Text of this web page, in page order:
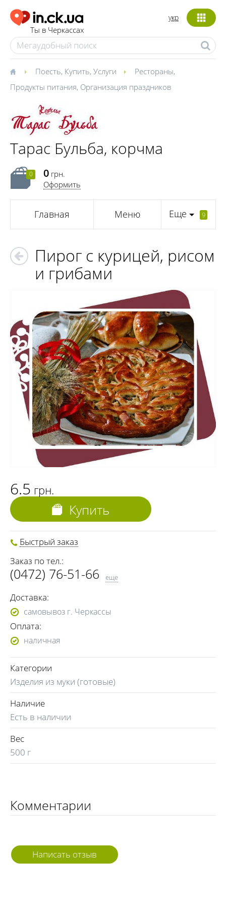
Ты в Черкассах
укр
Поесть, Купить, Услуги Рестораны,
Продукты питания, Организация праздников
Тарас Бульба, корчма
0 0 грн.
Оформить
Главная Меню Еще 9
Пирог с курицей, рисом
и грибами
6.5 грн.
Купить
Быстрый заказ
Заказ по тел.:
(0472) 76-51-66
(096) 009-49-33
еще
Доставка:
самовывоз г. Черкассы
Оплата:
наличная
Категории
Изделия из муки (готовые)
Наличие
Есть в наличии
Вес
500 г
Комментарии
Написать отзыв